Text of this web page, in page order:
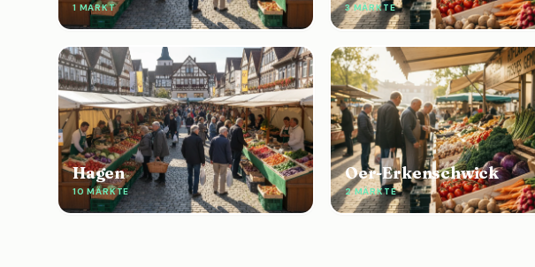
1 MARKT 3 MÄRKTE
Hagen
10 MÄRKTE
Oer-Erkenschwick
2 MÄRKTE